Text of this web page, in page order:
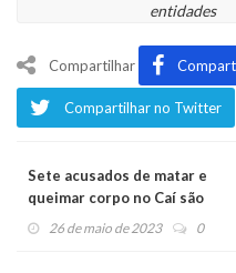
entidades
Compartilhar
Compartilhar no Twitter
Sete acusados de matar e
queimar corpo no Caí são
condenados com penas entre
26 de maio de 2023 0